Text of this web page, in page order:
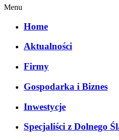
Menu
Home
Aktualności
Firmy
Gospodarka i Biznes
Inwestycje
Specjaliści z Dolnego